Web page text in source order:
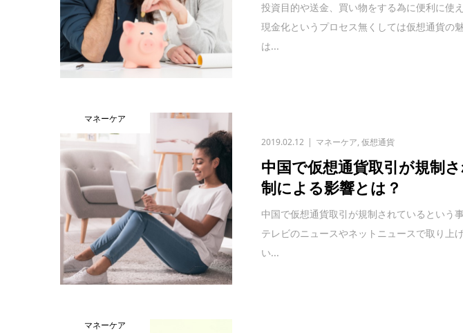
投資目的や送金、買い物をする為に便利に使
現金化というプロセス無くしては仮想通貨の
は...
マネーケア
2019.02.12 マネーケア,仮想通貨
中国で仮想通貨取引が規制
制による影響とは？
中国で仮想通貨取引が規制されているという
テレビのニュースやネットニュースで取り上
い...
マネーケア